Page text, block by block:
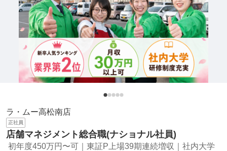
ラ・ムー高松南店
正社員
店舗マネジメント総合職(ナショナル社員)
初年度450万円〜可｜東証P上場39期連続増収｜社内大学